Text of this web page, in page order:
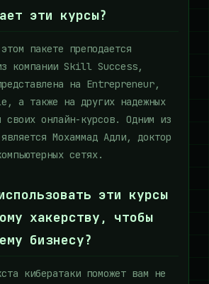
эти курсы?
пакете преподается
компании Skill Success,
​​на Entrepreneur,
а также на других надежных
своих онлайн-курсов. Одним из
Мохаммад Адли, доктор
сетях.
эти курсы
хакерству, чтобы
бизнесу?
кибератаки поможет вам не